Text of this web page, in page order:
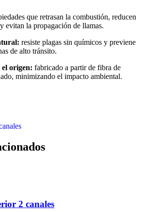
que retrasan la combustión, reducen
evitan la propagación de llamas.
resiste plagas sin químicos y previene
de alto tránsito.
el origen: fabricado a partir de fibra de
minimizando el impacto ambiental.
2 canales